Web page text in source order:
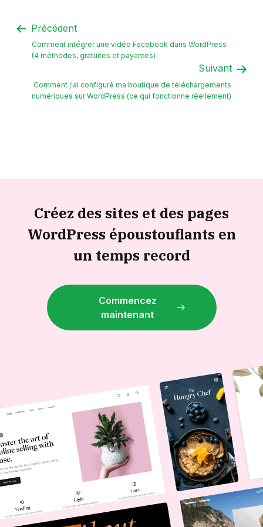
Précédent
Comment intégrer une vidéo Facebook dans WordPress
(4 méthodes, gratuites et payantes)
Suivant
Comment j'ai configuré ma boutique de téléchargements
numériques sur WordPress (ce qui fonctionne réellement)
Créez des sites et des pages
WordPress époustouflants en
un temps record
Commencez
maintenant